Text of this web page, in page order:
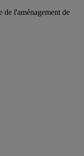
l'aménagement de